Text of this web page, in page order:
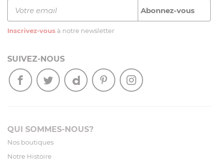
Inscrivez-vous à notre newsletter
SUIVEZ-NOUS
QUI SOMMES-NOUS?
Nos boutiques
Notre Histoire